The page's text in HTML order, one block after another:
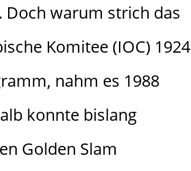
Doch warum strich das
Komitee (IOC) 1924
nahm es 1988
konnte bislang
Golden Slam